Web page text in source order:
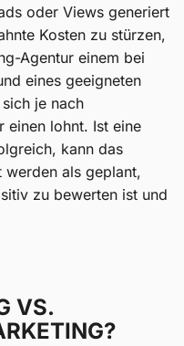
oder Views generiert
Kosten zu stürzen,
Agentur einem bei
eines geeigneten
je nach
einen lohnt. Ist eine
kann das
werden als geplant,
zu bewerten ist und
VS.